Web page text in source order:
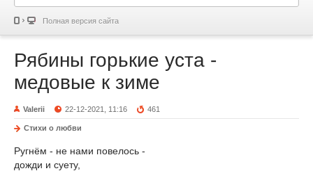
Полная версия сайта
Рябины горькие уста -
медовые к зиме
Valerii 22-12-2021, 11:16 461
Стихи о любви
Ругнём - не нами повелось -
дожди и суету,